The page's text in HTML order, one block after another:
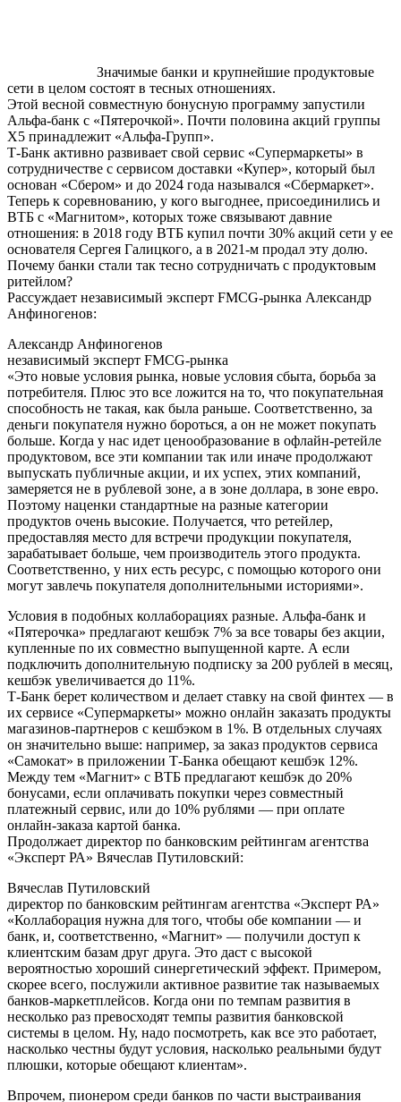
Значимые банки и крупнейшие продуктовые
сети в целом состоят в тесных отношениях.
Этой весной совместную бонусную программу запустили
Альфа-банк с «Пятерочкой». Почти половина акций группы
X5 принадлежит «Альфа-Групп».
Т-Банк активно развивает свой сервис «Супермаркеты» в
сотрудничестве с сервисом доставки «Купер», который был
основан «Сбером» и до 2024 года назывался «Сбермаркет».
Теперь к соревнованию, у кого выгоднее, присоединились и
ВТБ с «Магнитом», которых тоже связывают давние
отношения: в 2018 году ВТБ купил почти 30% акций сети у ее
основателя Сергея Галицкого, а в 2021-м продал эту долю.
Почему банки стали так тесно сотрудничать с продуктовым
ритейлом?
Рассуждает независимый эксперт FMCG-рынка Александр
Анфиногенов:
Александр Анфиногенов
независимый эксперт FMCG-рынка
«Это новые условия рынка, новые условия сбыта, борьба за
потребителя. Плюс это все ложится на то, что покупательная
способность не такая, как была раньше. Соответственно, за
деньги покупателя нужно бороться, а он не может покупать
больше. Когда у нас идет ценообразование в офлайн-ретейле
продуктовом, все эти компании так или иначе продолжают
выпускать публичные акции, и их успех, этих компаний,
замеряется не в рублевой зоне, а в зоне доллара, в зоне евро.
Поэтому наценки стандартные на разные категории
продуктов очень высокие. Получается, что ретейлер,
предоставляя место для встречи продукции покупателя,
зарабатывает больше, чем производитель этого продукта.
Соответственно, у них есть ресурс, с помощью которого они
могут завлечь покупателя дополнительными историями».
Условия в подобных коллаборациях разные. Альфа-банк и
«Пятерочка» предлагают кешбэк 7% за все товары без акции,
купленные по их совместно выпущенной карте. А если
подключить дополнительную подписку за 200 рублей в месяц,
кешбэк увеличивается до 11%.
Т-Банк берет количеством и делает ставку на свой финтех — в
их сервисе «Супермаркеты» можно онлайн заказать продукты
магазинов-партнеров с кешбэком в 1%. В отдельных случаях
он значительно выше: например, за заказ продуктов сервиса
«Самокат» в приложении Т-Банка обещают кешбэк 12%.
Между тем «Магнит» с ВТБ предлагают кешбэк до 20%
бонусами, если оплачивать покупки через совместный
платежный сервис, или до 10% рублями — при оплате
онлайн-заказа картой банка.
Продолжает директор по банковским рейтингам агентства
«Эксперт РА» Вячеслав Путиловский:
Вячеслав Путиловский
директор по банковским рейтингам агентства «Эксперт РА»
«Коллаборация нужна для того, чтобы обе компании — и
банк, и, соответственно, «Магнит» — получили доступ к
клиентским базам друг друга. Это даст с высокой
вероятностью хороший синергетический эффект. Примером,
скорее всего, послужили активное развитие так называемых
банков-маркетплейсов. Когда они по темпам развития в
несколько раз превосходят темпы развития банковской
системы в целом. Ну, надо посмотреть, как все это работает,
насколько честны будут условия, насколько реальными будут
плюшки, которые обещают клиентам».
Впрочем, пионером среди банков по части выстраивания